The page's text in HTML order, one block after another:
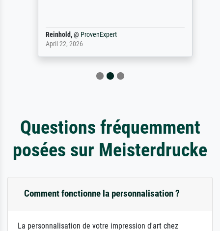
Reinhold, @ProvenExpert
April 22, 2026
Questions fréquemment
posées sur Meisterdrucke
Comment fonctionne la personnalisation ?
La personnalisation de votre impression d'art chez